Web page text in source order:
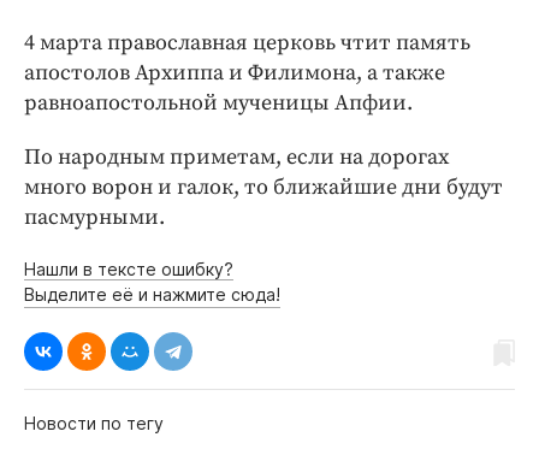
4 марта православная церковь чтит память
апостолов Архиппа и Филимона, а также
равноапостольной мученицы Апфии.
По народным приметам, если на дорогах
много ворон и галок, то ближайшие дни будут
пасмурными.
Нашли в тексте ошибку?
Выделите её и нажмите сюда!
Новости по тегу